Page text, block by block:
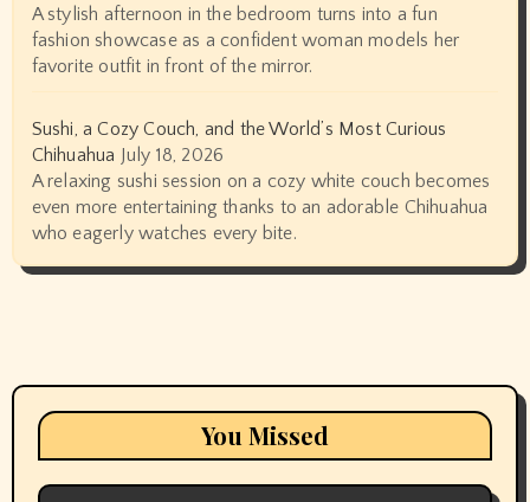
A stylish afternoon in the bedroom turns into a fun
fashion showcase as a confident woman models her
favorite outfit in front of the mirror.
Sushi, a Cozy Couch, and the World’s Most Curious
Chihuahua July 18, 2026
A relaxing sushi session on a cozy white couch becomes
even more entertaining thanks to an adorable Chihuahua
who eagerly watches every bite.
You Missed